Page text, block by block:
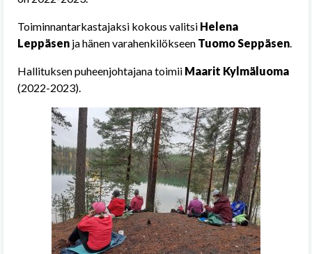
Toiminnantarkastajaksi kokous valitsi Helena
Leppäsen ja hänen varahenkilökseen Tuomo Seppäsen.
Hallituksen puheenjohtajana toimii Maarit Kylmäluoma
(2022-2023).